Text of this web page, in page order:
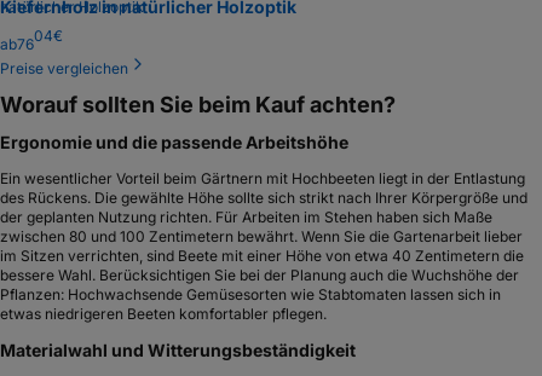
Kiefernholz in natürlicher Holzoptik
ab7604€
Preise vergleichen
Worauf sollten Sie beim Kauf achten?
Ergonomie und die passende Arbeitshöhe
Ein wesentlicher Vorteil beim Gärtnern mit Hochbeeten liegt in der Entlastung
des Rückens. Die gewählte Höhe sollte sich strikt nach Ihrer Körpergröße und
der geplanten Nutzung richten. Für Arbeiten im Stehen haben sich Maße
zwischen 80 und 100 Zentimetern bewährt. Wenn Sie die Gartenarbeit lieber
im Sitzen verrichten, sind Beete mit einer Höhe von etwa 40 Zentimetern die
bessere Wahl. Berücksichtigen Sie bei der Planung auch die Wuchshöhe der
Pflanzen: Hochwachsende Gemüsesorten wie Stabtomaten lassen sich in
etwas niedrigeren Beeten komfortabler pflegen.
Materialwahl und Witterungsbeständigkeit